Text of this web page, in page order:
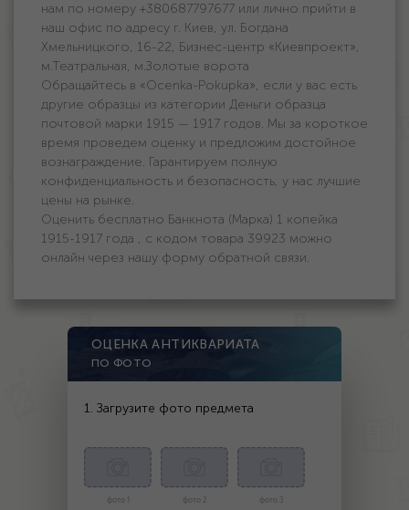
нам по номеру +380687797677 или лично прийти в
наш офис по адресу г. Киев, ул. Богдана
Хмельницкого, 16-22, Бизнес-центр «Киевпроект»,
м.Театральная, м.Золотые ворота
Обращайтесь в «Ocenka-Pokupka», если у вас есть
другие образцы из категории Деньги образца
почтовой марки 1915 — 1917 годов. Мы за короткое
время проведем оценку и предложим достойное
вознаграждение. Гарантируем полную
конфиденциальность и безопасность, у нас лучшие
цены на рынке.
Оценить бесплатно Банкнота (Марка) 1 копейка
1915-1917 года , с кодом товара 39923 можно
онлайн через нашу форму обратной связи.
ОЦЕНКА АНТИКВАРИАТА
ПО ФОТО
1. Загрузите фото предмета
фото 1 фото 2 фото 3